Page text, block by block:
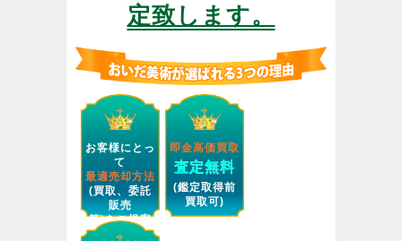
定致します。
お客様にとっ
て
最適売却方法
(買取、委託
販売
等)をご提案
します。
即金高価買取
査定無料
(鑑定取得前
買取可)